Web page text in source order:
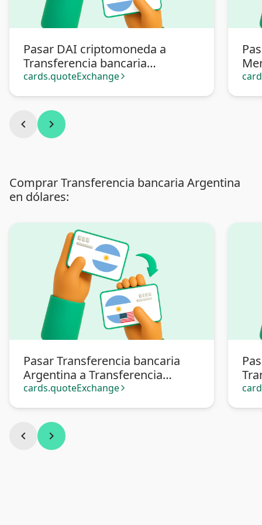
Pasar DAI criptomoneda a
Transferencia bancaria
Argentina
cards.quoteExchange arrow_forward_ios
chevron_left chevron_right
Comprar Transferencia bancaria Argentina
en dólares:
Pasar Transferencia bancaria
Argentina a Transferencia
bancaria Argentina en dólares
cards.quoteExchange arrow_forward_ios
chevron_left chevron_right